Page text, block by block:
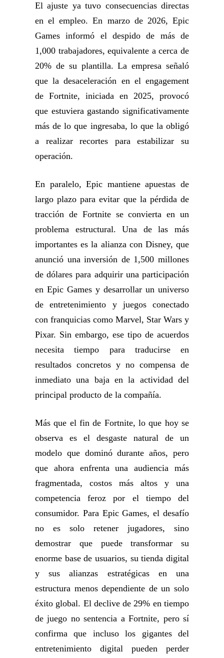
El ajuste ya tuvo consecuencias directas
en el empleo. En marzo de 2026, Epic
Games informó el despido de más de
1,000 trabajadores, equivalente a cerca de
20% de su plantilla. La empresa señaló
que la desaceleración en el engagement
de Fortnite, iniciada en 2025, provocó
que estuviera gastando significativamente
más de lo que ingresaba, lo que la obligó
a realizar recortes para estabilizar su
operación.
En paralelo, Epic mantiene apuestas de
largo plazo para evitar que la pérdida de
tracción de Fortnite se convierta en un
problema estructural. Una de las más
importantes es la alianza con Disney, que
anunció una inversión de 1,500 millones
de dólares para adquirir una participación
en Epic Games y desarrollar un universo
de entretenimiento y juegos conectado
con franquicias como Marvel, Star Wars y
Pixar. Sin embargo, ese tipo de acuerdos
necesita tiempo para traducirse en
resultados concretos y no compensa de
inmediato una baja en la actividad del
principal producto de la compañía.
Más que el fin de Fortnite, lo que hoy se
observa es el desgaste natural de un
modelo que dominó durante años, pero
que ahora enfrenta una audiencia más
fragmentada, costos más altos y una
competencia feroz por el tiempo del
consumidor. Para Epic Games, el desafío
no es solo retener jugadores, sino
demostrar que puede transformar su
enorme base de usuarios, su tienda digital
y sus alianzas estratégicas en una
estructura menos dependiente de un solo
éxito global. El declive de 29% en tiempo
de juego no sentencia a Fortnite, pero sí
confirma que incluso los gigantes del
entretenimiento digital pueden perder